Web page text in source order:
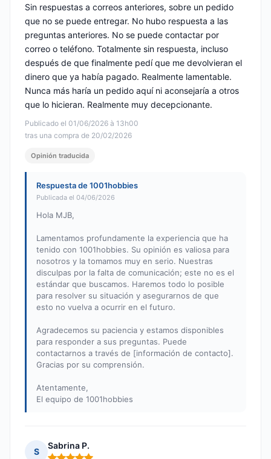
Publicado el 01/06/2026 à 13h00
tras una compra de 20/02/2026
Sin respuestas a correos anteriores, sobre un pedido
que no se puede entregar. No hubo respuesta a las
preguntas anteriores. No se puede contactar por
correo o teléfono. Totalmente sin respuesta, incluso
después de que finalmente pedí que me devolvieran el
dinero que ya había pagado. Realmente lamentable.
Nunca más haría un pedido aquí ni aconsejaría a otros
que lo hicieran. Realmente muy decepcionante.
Opinión traducida
Respuesta de 1001hobbies
Publicada el 04/06/2026
Hola MJB,
Lamentamos profundamente la experiencia que ha
tenido con 1001hobbies. Su opinión es valiosa para
nosotros y la tomamos muy en serio. Nuestras
disculpas por la falta de comunicación; este no es el
estándar que buscamos. Haremos todo lo posible
para resolver su situación y asegurarnos de que
esto no vuelva a ocurrir en el futuro.
Agradecemos su paciencia y estamos disponibles
para responder a sus preguntas. Puede
contactarnos a través de [información de contacto].
Gracias por su comprensión.
Atentamente,
El equipo de 1001hobbies
S
Sabrina P.